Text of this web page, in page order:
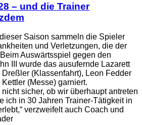
– und die Trainer
Saison sammeln die Spieler
und Verletzungen, die der
Auswärtsspiel gegen den
III wurde das ausufernde Lazarett
(Klassenfahrt), Leon Fedder
(Messe) garniert.
sicher, ob wir überhaupt antreten
ich in 30 Jahren Trainer-Tätigkeit in
verzweifelt auch Coach und